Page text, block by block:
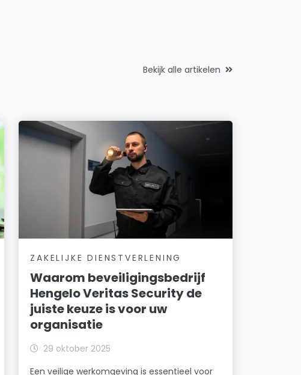
Bekijk alle artikelen
ZAKELIJKE DIENSTVERLENING
Waarom beveiligingsbedrijf
Hengelo Veritas Security de
juiste keuze is voor uw
organisatie
29 oktober 2025
Een veilige werkomgeving is essentieel voor